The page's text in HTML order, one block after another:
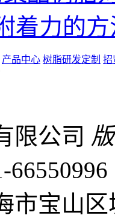
着力的方
产品中心 树脂研发定制 招
限公司
66550996
市宝山